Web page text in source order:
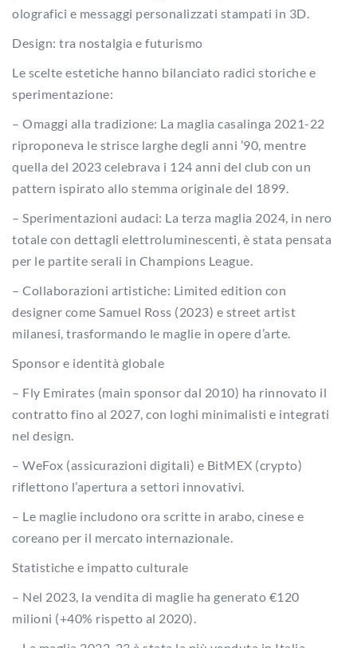
olografici e messaggi personalizzati stampati in 3D.
Design: tra nostalgia e futurismo
Le scelte estetiche hanno bilanciato radici storiche e
sperimentazione:
– Omaggi alla tradizione: La maglia casalinga 2021-22
riproponeva le strisce larghe degli anni ’90, mentre
quella del 2023 celebrava i 124 anni del club con un
pattern ispirato allo stemma originale del 1899.
– Sperimentazioni audaci: La terza maglia 2024, in nero
totale con dettagli elettroluminescenti, è stata pensata
per le partite serali in Champions League.
– Collaborazioni artistiche: Limited edition con
designer come Samuel Ross (2023) e street artist
milanesi, trasformando le maglie in opere d’arte.
Sponsor e identità globale
– Fly Emirates (main sponsor dal 2010) ha rinnovato il
contratto fino al 2027, con loghi minimalisti e integrati
nel design.
– WeFox (assicurazioni digitali) e BitMEX (crypto)
riflettono l’apertura a settori innovativi.
– Le maglie includono ora scritte in arabo, cinese e
coreano per il mercato internazionale.
Statistiche e impatto culturale
– Nel 2023, la vendita di maglie ha generato €120
milioni (+40% rispetto al 2020).